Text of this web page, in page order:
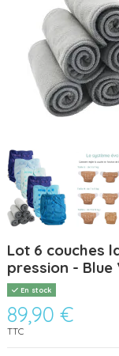
Lot 6 couches
pression - Blue
En stock
89,90 €
TTC